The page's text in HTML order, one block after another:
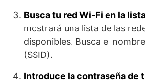
Busca tu red Wi-Fi en la
mostrará una lista de las
disponibles. Busca el
(SSID).
Introduce la contraseña de